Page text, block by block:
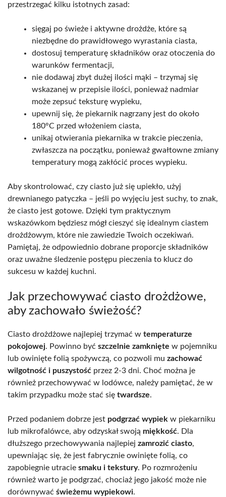
przestrzegać kilku istotnych zasad:
sięgaj po świeże i aktywne drożdże, które są
niezbędne do prawidłowego wyrastania ciasta,
dostosuj temperaturę składników oraz otoczenia do
warunków fermentacji,
nie dodawaj zbyt dużej ilości mąki – trzymaj się
wskazanej w przepisie ilości, ponieważ nadmiar
może zepsuć teksturę wypieku,
upewnij się, że piekarnik nagrzany jest do około
180°C przed włożeniem ciasta,
unikaj otwierania piekarnika w trakcie pieczenia,
zwłaszcza na początku, ponieważ gwałtowne zmiany
temperatury mogą zakłócić proces wypieku.
Aby skontrolować, czy ciasto już się upiekło, użyj
drewnianego patyczka – jeśli po wyjęciu jest suchy, to znak,
że ciasto jest gotowe. Dzięki tym praktycznym
wskazówkom będziesz mógł cieszyć się idealnym ciastem
drożdżowym, które nie zawiedzie Twoich oczekiwań.
Pamiętaj, że odpowiednio dobrane proporcje składników
oraz uważne śledzenie postępu pieczenia to klucz do
sukcesu w każdej kuchni.
Jak przechowywać ciasto drożdżowe,
aby zachowało świeżość?
Ciasto drożdżowe najlepiej trzymać w temperaturze
pokojowej. Powinno być szczelnie zamknięte w pojemniku
lub owinięte folią spożywczą, co pozwoli mu zachować
wilgotność i puszystość przez 2-3 dni. Choć można je
również przechowywać w lodówce, należy pamiętać, że w
takim przypadku może stać się twardsze.
Przed podaniem dobrze jest podgrzać wypiek w piekarniku
lub mikrofalówce, aby odzyskał swoją miękkość. Dla
dłuższego przechowywania najlepiej zamrozić ciasto,
upewniając się, że jest fabrycznie owinięte folią, co
zapobiegnie utracie smaku i tekstury. Po rozmrożeniu
również warto je podgrzać, chociaż jego jakość może nie
dorównywać świeżemu wypiekowi.